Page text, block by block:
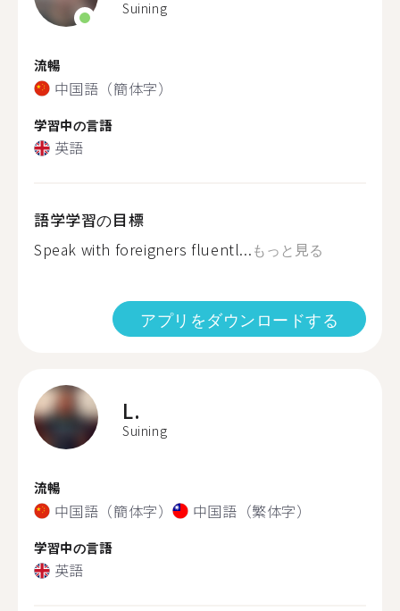
Suining
流暢
中国語（簡体字）
学習中の言語
英語
語学学習の目標
Speak with foreigners fluentl...もっと見る
アプリをダウンロードする
L.
Suining
流暢
中国語（簡体字） 中国語（繁体字）
学習中の言語
英語